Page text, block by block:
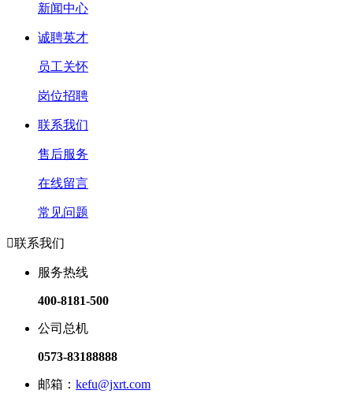
新闻中心
诚聘英才
员工关怀
岗位招聘
联系我们
售后服务
在线留言
常见问题
联系我们
服务热线
400-8181-500
公司总机
0573-83188888
邮箱： kefu@jxrt.com